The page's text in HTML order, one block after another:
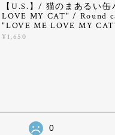
【U.S.】/ 猫のまあるい
LOVE MY CAT" / Round
"LOVE ME LOVE MY
¥1,650
0